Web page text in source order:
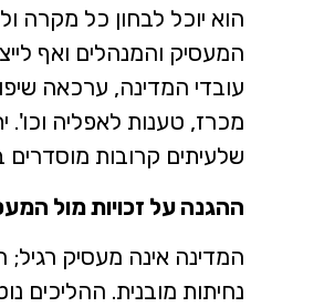
הוא יוכל לבחון כל מקרה
המעסיק והמנהלים ואף
עובדי המדינה, ערכאה
מכרז, טענות לאפליה וכו'.
שלעיתים קרובות מוסדרים
ההגנה על זכויות מול
המדינה אינה מעסיק רגיל;
נחיתות מובנית. ההליכים